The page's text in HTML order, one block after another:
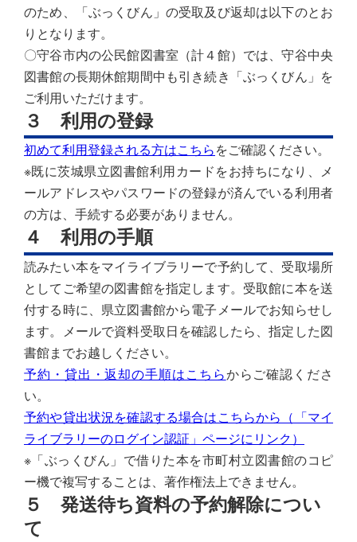
のため、「ぶっくびん」の受取及び返却は以下のとお
りとなります。
〇守谷市内の公民館図書室（計４館）では、守谷中央
図書館の長期休館期間中も引き続き「ぶっくびん」を
ご利用いただけます。
３ 利用の登録
初めて利用登録される方はこちらをご確認ください。
※既に茨城県立図書館利用カードをお持ちになり、メ
ールアドレスやパスワードの登録が済んでいる利用者
の方は、手続する必要がありません。
４ 利用の手順
読みたい本をマイライブラリーで予約して、受取場所
としてご希望の図書館を指定します。受取館に本を送
付する時に、県立図書館から電子メールでお知らせし
ます。メールで資料受取日を確認したら、指定した図
書館までお越しください。
予約・貸出・返却の手順はこちらからご確認くださ
い。
予約や貸出状況を確認する場合はこちらから（「マイ
ライブラリーのログイン認証」ページにリンク）
※「ぶっくびん」で借りた本を市町村立図書館のコピ
ー機で複写することは、著作権法上できません。
５ 発送待ち資料の予約解除につい
て